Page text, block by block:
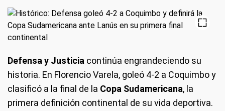
Defensa y Justicia continúa engrandeciendo su
historia. En Florencio Varela, goleó 4-2 a Coquimbo y
clasificó a la final de la Copa Sudamericana, la
primera definición continental de su vida deportiva.